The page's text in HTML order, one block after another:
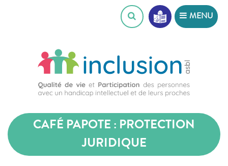
MENU
CAFÉ PAPOTE : PROTECTION
JURIDIQUE